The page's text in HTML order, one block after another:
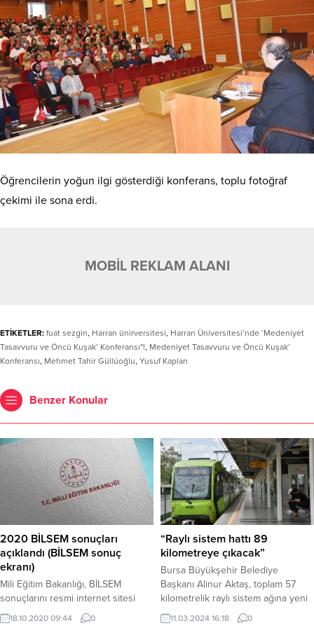
Öğrencilerin yoğun ilgi gösterdiği konferans, toplu fotoğraf
çekimi ile sona erdi.
MOBİL REKLAM ALANI
ETİKETLER: fuat sezgin, Harran ünirversitesi, Harran Üniversitesi’nde ‘Medeniyet
Tasavvuru ve Öncü Kuşak’ Konferansı"!, Medeniyet Tasavvuru ve Öncü Kuşak’
Konferansı, Mehmet Tahir Güllüoğlu, Yusuf Kaplan
Benzer Konular
2020 BİLSEM sonuçları
açıklandı (BİLSEM sonuç
ekranı)
Mili Eğitim Bakanlığı, BİLSEM
sonuçlarını resmi internet sitesi
üzerinden açıkladı. Öğrenciler T.C
18.10.2020 09:44 0
“Raylı sistem hattı 89
kilometreye çıkacak”
Bursa Büyükşehir Belediye
Başkanı Alinur Aktaş, toplam 57
kilometrelik raylı sistem ağına yeni
dönemde 32 kilometre daha ilave
11.03.2024 16:18 0